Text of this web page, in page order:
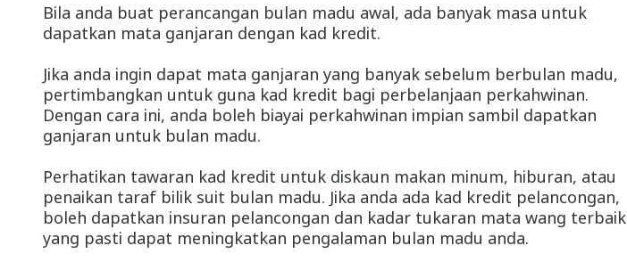
Bila anda buat perancangan bulan madu awal, ada banyak masa untuk
dapatkan mata ganjaran dengan kad kredit.
Jika anda ingin dapat mata ganjaran yang banyak sebelum berbulan madu,
pertimbangkan untuk guna kad kredit bagi perbelanjaan perkahwinan.
Dengan cara ini, anda boleh biayai perkahwinan impian sambil dapatkan
ganjaran untuk bulan madu.
Perhatikan tawaran kad kredit untuk diskaun makan minum, hiburan, atau
penaikan taraf bilik suit bulan madu. Jika anda ada kad kredit pelancongan,
boleh dapatkan insuran pelancongan dan kadar tukaran mata wang terbaik
yang pasti dapat meningkatkan pengalaman bulan madu anda.